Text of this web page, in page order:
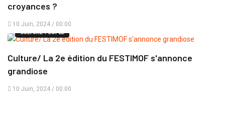
croyances ?
10 Juin, 2024 / 00:00
CULTURE-PEOPLE
Culture/ La 2e édition du FESTIMOF s'annonce
grandiose
10 Juin, 2024 / 00:00